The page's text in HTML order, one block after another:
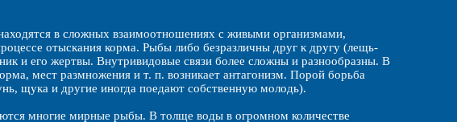
в сложных взаимоотношениях с живыми организмами,
отыскания корма. Рыбы либо безразличны друг к другу (лещь-
и его жертвы. Внутривидовые связи более сложны и разнообразны. В
мест размножения и т. п. возникает антагонизм. Порой борьба
щука и другие иногда поедают собственную молодь).
многие мирные рыбы. В толще воды в огромном количестве